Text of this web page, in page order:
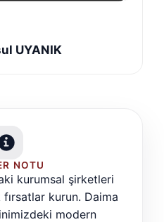
UYANIK
NOTU
kurumsal şirketleri
kurun. Daima
modern